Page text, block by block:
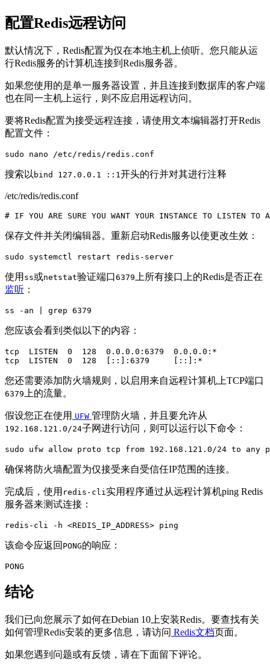
配置Redis远程访问
默认情况下，Redis配置为仅在本地主机上侦听。您只能从运
行Redis服务的计算机连接到Redis服务器。
如果您使用的是单一服务器设置，并且连接到数据库的客户端
也在同一主机上运行，​​则不应启用远程访问。
要将Redis配置为接受远程连接，请使用文本编辑器打开Redis
配置文件：
sudo nano /etc/redis/redis.conf
搜索以 bind 127.0.0.1 ::1 开头的行并对其进行注释
/etc/redis/redis.conf
# IF YOU ARE SURE YOU WANT YOUR INSTANCE TO LISTEN
保存文件并关闭编辑器。重新启动Redis服务以使更改生效：
sudo systemctl restart redis-server
使用 ss或netstat验证端口6379 上所有接口上的Redis是否正在
监听 ：
ss -an | grep 6379
您应该会看到类似以下的内容：
tcp  LISTEN  0  128  0.0.0.0:6379
您还需要添加防火墙规则，以启用来自远程计算机上TCP端口
6379 上的流量。
假设您正在使用 UFW 管理防火墙，并且要允许从
192.168.121.0/24子网进行访问，则可以运行以下命令：
sudo ufw allow proto tcp from 192.168.121.0/24 to any
确保将防火墙配置为仅接受来自受信任IP范围的连接。
完成后，使用 redis-cli 实用程序通过从远程计算机ping Redis
服务器来测试连接：
redis-cli -h <REDIS_IP_ADDRESS> ping
该命令应返回 PONG的响应：
结论
我们已向您展示了如何在Debian 10上安装Redis。要查找有关
如何管理Redis安装的更多信息，请访问 Redis文档页面。
如果您遇到问题或有反馈，请在下面留下评论。